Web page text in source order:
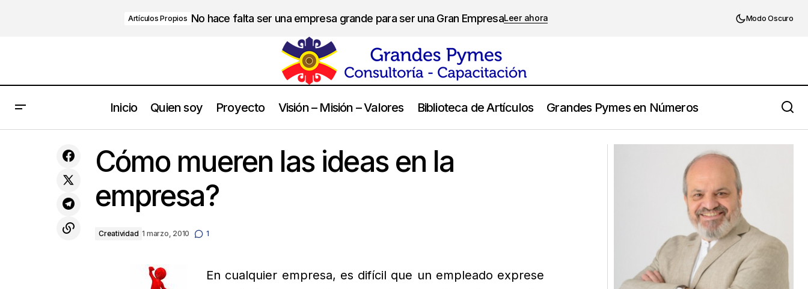
Artículos Propios No hace falta ser una empresa grande para ser una Gran EmpresaLeer ahora Modo Oscuro
Inicio Quien soy Proyecto Visión – Misión – Valores Biblioteca de Artículos Grandes Pymes en Números
a cada empleado como individuo
Creatividad Cómo mueren las ideas en la empresa?
Cómo mueren las ideas en la
empresa?
Creatividad 1 marzo, 2010 1
En cualquier empresa, es difícil que un empleado exprese